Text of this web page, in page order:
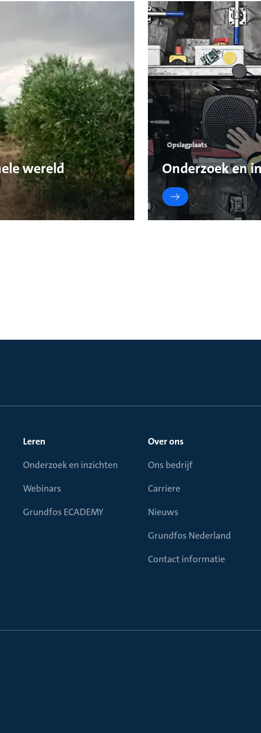
wereld
Opslagplaats
Onderzoek en
Leren
Onderzoek en inzichten
Webinars
Grundfos ECADEMY
Over ons
Ons bedrijf
Carriere
Nieuws
Grundfos Nederland
Contact informatie